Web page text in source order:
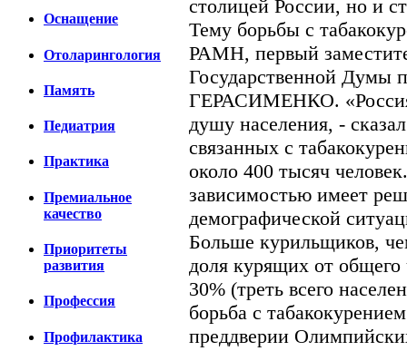
Оснащение
Отоларингология
Память
Педиатрия
Практика
Премиальное
качество
Приоритеты
развития
Профессия
Профилактика
столицей России, но и
Тему борьбы с
РАМН, первый
Государственной Думы
ГЕРАСИМЕНКО.
душу населения, -
связанных с
около 400 тысяч
зависимостью имеет
демографической
Больше курильщиков,
доля курящих от
30% (треть всего
борьба с
преддверии